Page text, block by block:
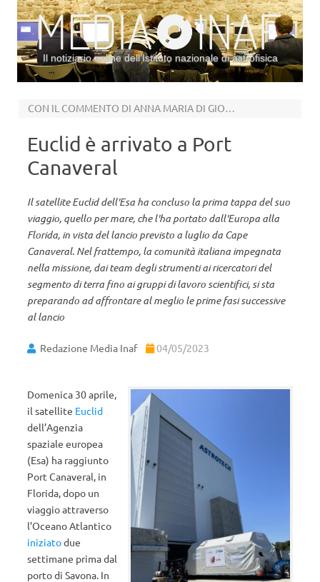
Il notiziario online dell’Istituto nazionale di astrofisica
CON IL COMMENTO DI ANNA MARIA DI GIORGIO DELL’INAF
Euclid è arrivato a Port
Canaveral
Il satellite Euclid dell'Esa ha concluso la prima tappa del suo
viaggio, quello per mare, che l'ha portato dall'Europa alla
Florida, in vista del lancio previsto a luglio da Cape
Canaveral. Nel frattempo, la comunità italiana impegnata
nella missione, dai team degli strumenti ai ricercatori del
segmento di terra fino ai gruppi di lavoro scientifici, si sta
preparando ad affrontare al meglio le prime fasi successive
al lancio
Redazione Media Inaf 04/05/2023
Domenica 30 aprile,
il satellite Euclid
dell’Agenzia
spaziale europea
(Esa) ha raggiunto
Port Canaveral, in
Florida, dopo un
viaggio attraverso
l’Oceano Atlantico
iniziatodue
settimane prima dal
porto di Savona. In